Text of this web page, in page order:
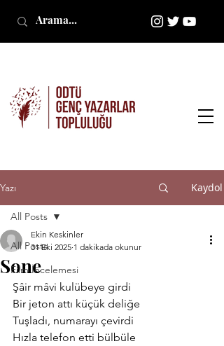
Yazı Kaydol
All Posts
Film İncelemesi
All Posts
Sone
Ekin Keskinler
31 Eki 2025 1 dakikada okunur
Şâir mâvi kulübeye girdi
Bir jeton attı küçük deliğe
Tuşladı, numarayı çevirdi
Hızla telefon etti bülbüle